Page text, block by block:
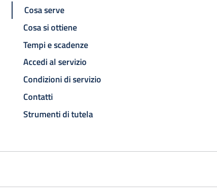
Cosa serve
Cosa si ottiene
Tempi e scadenze
Accedi al servizio
Condizioni di servizio
Contatti
Strumenti di tutela